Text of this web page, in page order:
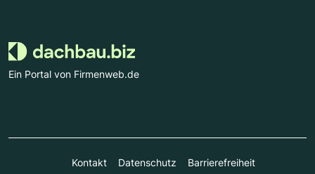
Ein Portal von Firmenweb.de
Kontakt Datenschutz Barrierefreiheit